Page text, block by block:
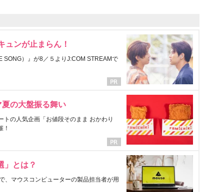
ュンが止まらん！
SONG）』が8／５よりJ:COM STREAMで
の大盤振る舞い
の人気企画「お値段そのまま おかわり
！
」とは？
、マウスコンピューターの製品担当者が用